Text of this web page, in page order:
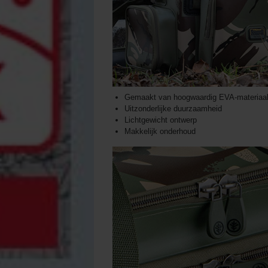
Gemaakt van hoogwaardig EVA-materiaal
Uitzonderlijke duurzaamheid
Lichtgewicht ontwerp
Makkelijk onderhoud